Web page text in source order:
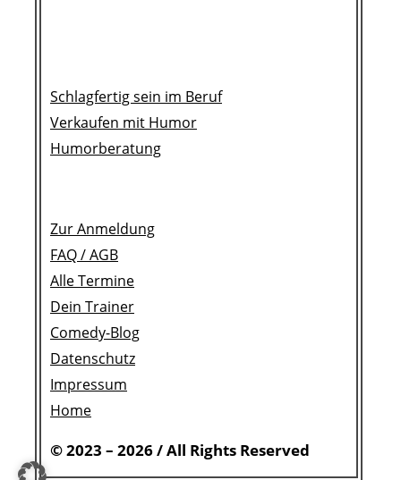
Schlagfertig sein im Beruf
Verkaufen mit Humor
Humorberatung
Zur Anmeldung
FAQ /AGB
Alle Termine
Dein Trainer
Comedy-Blog
Datenschutz
Impressum
Home
©2023 – 2026 /All Rights Reserved